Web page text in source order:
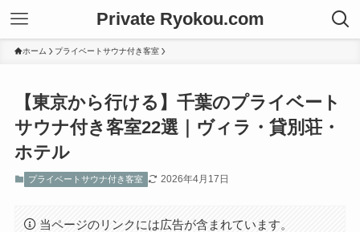
Private Ryokou.com
ホーム プライベートサウナ付き客室
【東京から行ける】千葉のプライベート
サウナ付き客室22選｜ヴィラ・貸別荘・
ホテル
プライベートサウナ付き客室 2026年4月17日
当ページのリンクには広告が含まれています。